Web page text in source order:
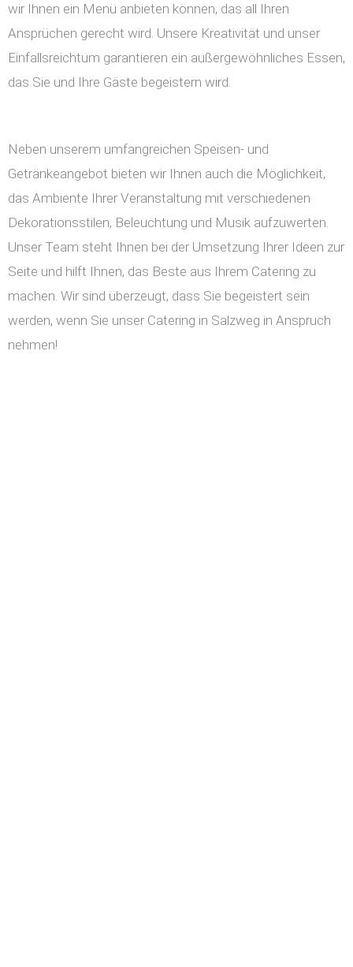
wir Ihnen ein Menü anbieten können, das all Ihren
Ansprüchen gerecht wird. Unsere Kreativität und unser
Einfallsreichtum garantieren ein außergewöhnliches Essen,
das Sie und Ihre Gäste begeistern wird.
Neben unserem umfangreichen Speisen- und
Getränkeangebot bieten wir Ihnen auch die Möglichkeit,
das Ambiente Ihrer Veranstaltung mit verschiedenen
Dekorationsstilen, Beleuchtung und Musik aufzuwerten.
Unser Team steht Ihnen bei der Umsetzung Ihrer Ideen zur
Seite und hilft Ihnen, das Beste aus Ihrem Catering zu
machen. Wir sind überzeugt, dass Sie begeistert sein
werden, wenn Sie unser Catering in Salzweg in Anspruch
nehmen!